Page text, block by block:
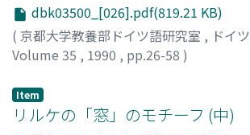
dbk03500_[026].pdf(819.21 KB)
( 京都大学教養部ドイツ語研究室 , ドイ
Volume 35 , 1990 , pp.26-58 )
Item
リルケの「窓」のモチーフ (中)